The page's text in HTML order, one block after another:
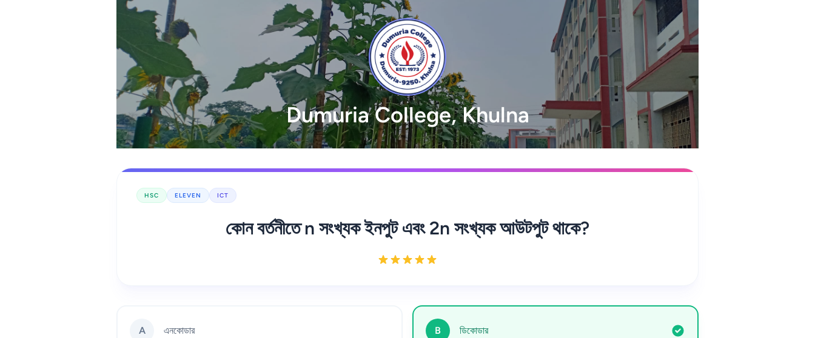
Dumuria College, Khulna
HSC ELEVEN ICT
কোন বর্তনীতে n সংখ্যক ইনপুট এবং 2n সংখ্যক আউটপুট থাকে?
A এনকোডার B ডিকোডার